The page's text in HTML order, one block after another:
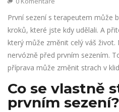
První sezení s terapeutem může
kroků, které jste kdy udělali. A
který může změnit celý váš
nervózně před prvním sezením.
příprava může změnit strach v
Co se vlastně
prvním sezení?